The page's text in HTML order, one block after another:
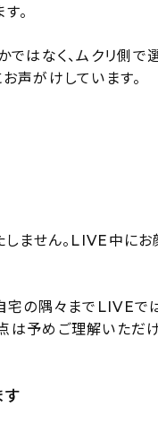
。
はなく、ムクリ側で
声がけしています。
せん。LIVE中にお
の隅々までLIVEで
予めご理解いただけ
す